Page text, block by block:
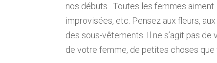
nos débuts. Toutes les femmes
improvisées, etc. Pensez aux fleurs,
des sous-vêtements. Il ne s’agit pas
de votre femme, de petites choses